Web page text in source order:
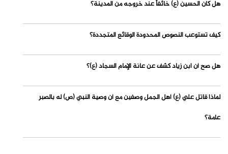
هل كان الحسين (ع) خائفاً عند خروجه من المدينة؟
كيف تستوعب النصوص المحدودة الوقائع المتجددة؟
هل صح أن ابن زياد كشف عن عانة الإمام السجاد (ع)؟
لماذا قاتل علي (ع) أهل الجمل وصفين مع أن وصية النبي (ص) له بالصبر
عامة؟